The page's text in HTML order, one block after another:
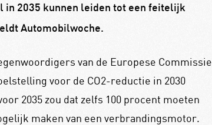
in 2035 kunnen leiden tot een feitelijk
Automobilwoche.
van de Europese Commissie
voor de CO2-reductie in 2030
2035 zou dat zelfs 100 procent moeten
maken van een verbrandingsmotor.